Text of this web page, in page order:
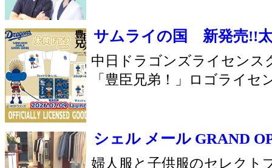
プレミオ 春～初夏
プレミオでコーディネート
岩田時計舗 ブライダルフェア
IWATA & ROYAL ASSCHER